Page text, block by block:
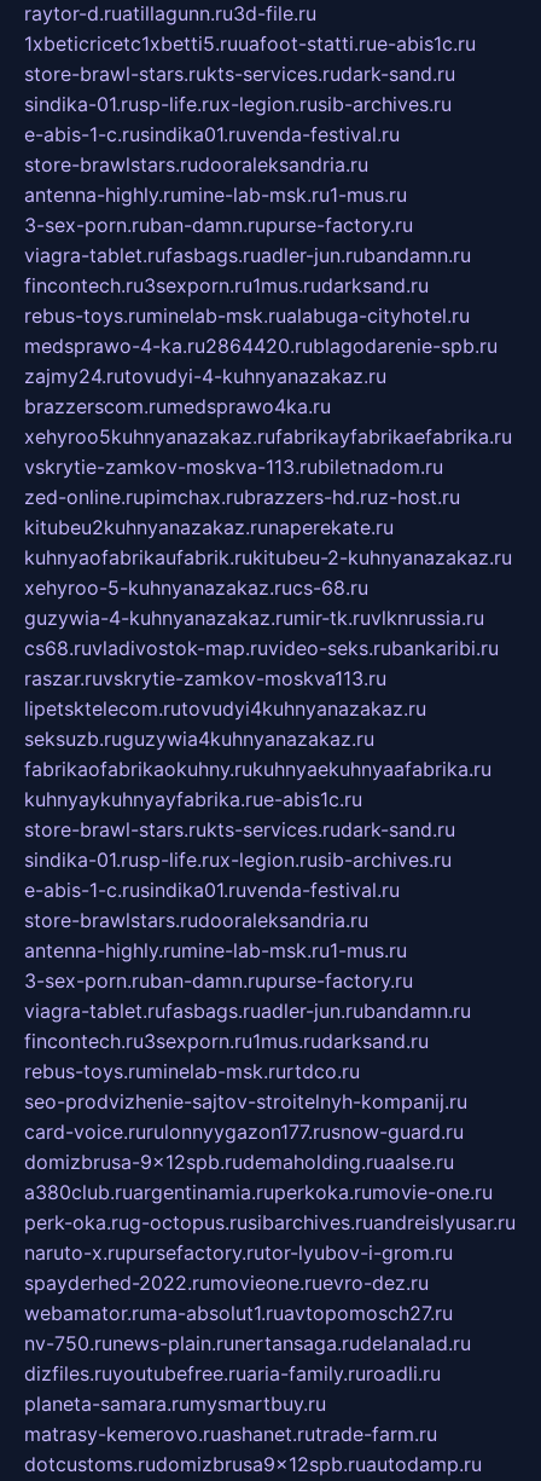
raytor-d.ruatillagunn.ru3d-file.ru
1xbeticricetc1xbetti5.ruuafoot-statti.rue-abis1c.ru
store-brawl-stars.rukts-services.rudark-sand.ru
sindika-01.rusp-life.rux-legion.rusib-archives.ru
e-abis-1-c.rusindika01.ruvenda-festival.ru
store-brawlstars.rudooraleksandria.ru
antenna-highly.rumine-lab-msk.ru1-mus.ru
3-sex-porn.ruban-damn.rupurse-factory.ru
viagra-tablet.rufasbags.ruadler-jun.rubandamn.ru
fincontech.ru3sexporn.ru1mus.rudarksand.ru
rebus-toys.ruminelab-msk.rualabuga-cityhotel.ru
medsprawo-4-ka.ru2864420.rublagodarenie-spb.ru
zajmy24.rutovudyi-4-kuhnyanazakaz.ru
brazzerscom.rumedsprawo4ka.ru
xehyroo5kuhnyanazakaz.rufabrikayfabrikaefabrika.ru
vskrytie-zamkov-moskva-113.rubiletnadom.ru
zed-online.rupimchax.rubrazzers-hd.ruz-host.ru
kitubeu2kuhnyanazakaz.runaperekate.ru
kuhnyaofabrikaufabrik.rukitubeu-2-kuhnyanazakaz.ru
xehyroo-5-kuhnyanazakaz.rucs-68.ru
guzywia-4-kuhnyanazakaz.rumir-tk.ruvlknrussia.ru
cs68.ruvladivostok-map.ruvideo-seks.rubankaribi.ru
raszar.ruvskrytie-zamkov-moskva113.ru
lipetsktelecom.rutovudyi4kuhnyanazakaz.ru
seksuzb.ruguzywia4kuhnyanazakaz.ru
fabrikaofabrikaokuhny.rukuhnyaekuhnyaafabrika.ru
kuhnyaykuhnyayfabrika.rue-abis1c.ru
store-brawl-stars.rukts-services.rudark-sand.ru
sindika-01.rusp-life.rux-legion.rusib-archives.ru
e-abis-1-c.rusindika01.ruvenda-festival.ru
store-brawlstars.rudooraleksandria.ru
antenna-highly.rumine-lab-msk.ru1-mus.ru
3-sex-porn.ruban-damn.rupurse-factory.ru
viagra-tablet.rufasbags.ruadler-jun.rubandamn.ru
fincontech.ru3sexporn.ru1mus.rudarksand.ru
rebus-toys.ruminelab-msk.rurtdco.ru
seo-prodvizhenie-sajtov-stroitelnyh-kompanij.ru
card-voice.rurulonnyygazon177.rusnow-guard.ru
domizbrusa-9x12spb.rudemaholding.ruaalse.ru
a380club.ruargentinamia.ruperkoka.rumovie-one.ru
perk-oka.rug-octopus.rusibarchives.ruandreislyusar.ru
naruto-x.rupursefactory.rutor-lyubov-i-grom.ru
spayderhed-2022.rumovieone.ruevro-dez.ru
webamator.ruma-absolut1.ruavtopomosch27.ru
nv-750.runews-plain.runertansaga.rudelanalad.ru
dizfiles.ruyoutubefree.ruaria-family.ruroadli.ru
planeta-samara.rumysmartbuy.ru
matrasy-kemerovo.ruashanet.rutrade-farm.ru
dotcustoms.rudomizbrusa9x12spb.ruautodamp.ru